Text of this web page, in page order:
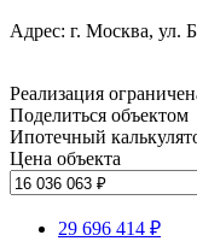
Адрес: г. Москва, ул.
Реализация
Поделиться объектом
Ипотечный
Цена объекта
29 696 414 ₽